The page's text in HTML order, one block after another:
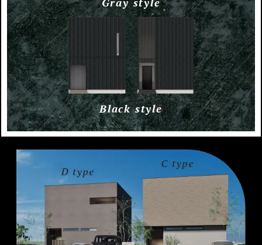
Black style